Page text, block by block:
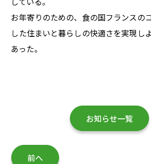
お年寄りのための、食の国フランスの
した住まいと暮らしの快適さを実現し
あった。
前へ
お知らせ一覧